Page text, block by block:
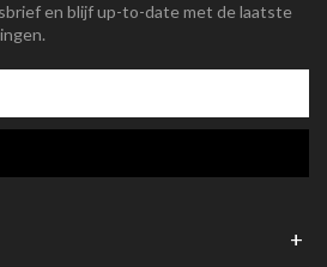
en blijf up-to-date met de laatste
+